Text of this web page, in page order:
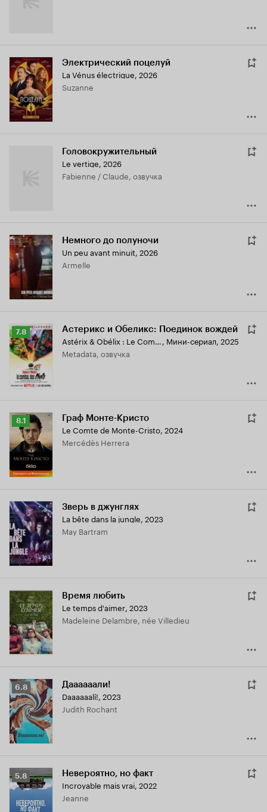
Электрический поцелуй
La Vénus électrique, 2026
Suzanne
Головокружительный
Le vertige, 2026
Fabienne / Claude, озвучка
Немного до полуночи
Un peu avant minuit, 2026
Armelle
Рейтинг
Кинопоиска
7.8
7.8 Астерикс и Обеликс: Поединок вождей
Astérix & Obélix : Le Combat des Chefs, Мини-сериал, 2025
Metadata, озвучка
Рейтинг
Кинопоиска
8.1
8.1 Граф Монте-Кристо
Le Comte de Monte-Cristo, 2024
Mercédès Herrera
Зверь в джунглях
La bête dans la jungle, 2023
May Bartram
Время любить
Le temps d'aimer, 2023
Madeleine Delambre, née Villedieu
Рейтинг
Кинопоиска
6.8
6.8 Даааааали!
Daaaaaalí!, 2023
Judith Rochant
Рейтинг
Кинопоиска
5.8
5.8 Невероятно, но факт
Incroyable mais vrai, 2022
Jeanne